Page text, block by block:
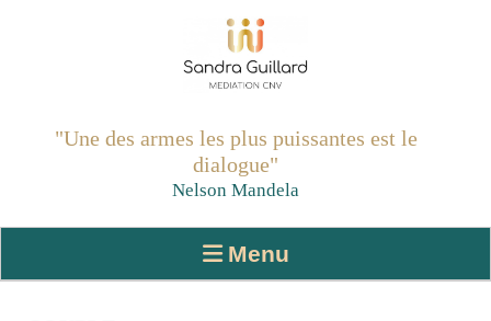
"Une des armes les plus puissantes est le
dialogue"
Nelson Mandela
Menu